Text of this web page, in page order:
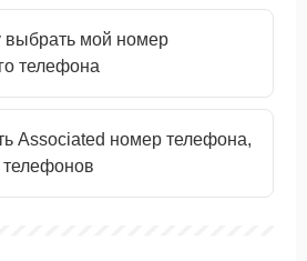
выбрать мой номер
телефона
Associated номер телефона,
телефонов